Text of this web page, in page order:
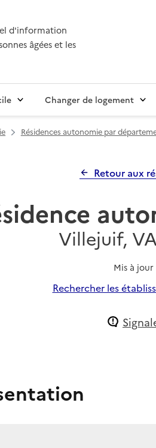
d'information
âgées et les
Changer de logement
Résidences autonomie par
Retour aux
Villejuif,
Mis à jour
Rechercher les